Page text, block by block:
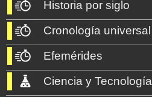
Historia por siglo
Cronología universal
Efemérides
Ciencia y Tecnología